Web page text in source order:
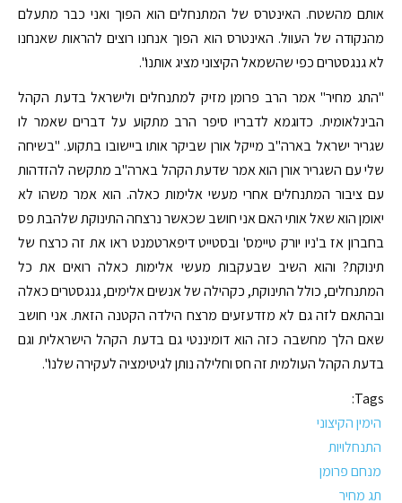
אותם מהשטח. האינטרס של המתנחלים הוא הפוך ואני כבר מתעלם
מהנקודה של העוול. האינטרס הוא הפוך אנחנו רוצים להראות שאנחנו
לא גנגסטרים כפי שהשמאל הקיצוני מציג אותנו".
"התג מחיר" אמר הרב פרומן מזיק למתנחלים ולישראל בדעת הקהל
הבינלאומית. כדוגמא לדבריו סיפר הרב מתקוע על דברים שאמר לו
שגריר ישראל בארה"ב מייקל אורן שביקר אותו ביישובו בתקוע. "בשיחה
שלי עם השגריר אורן הוא אמר שדעת הקהל בארה"ב מתקשה להזדהות
עם ציבור המתנחלים אחרי מעשי אלימות כאלה. הוא אמר משהו לא
יאומן הוא שאל אותי האם אני חושב שכאשר נרצחה התינוקת שלהבת פס
בחברון אז ב'ניו יורק טיימס' ובסטייט דיפארטמנט ראו את זה כרצח של
תינוקת? והוא השיב שבעקבות מעשי אלימות כאלה רואים את כל
המתנחלים, כולל התינוקת, כקהילה של אנשים אלימים, גנגסטרים כאלה
ובהתאם לזה גם לא מזדעזעים מרצח הילדה הקטנה הזאת. אני חושב
שאם הלך מחשבה כזה הוא דומיננטי גם בדעת הקהל הישראלית וגם
בדעת הקהל העולמית זה חס וחלילה נותן לגיטימציה לעקירה שלנו".
Tags:
הימין הקיצוני
התנחלויות
מנחם פרומן
תג מחיר